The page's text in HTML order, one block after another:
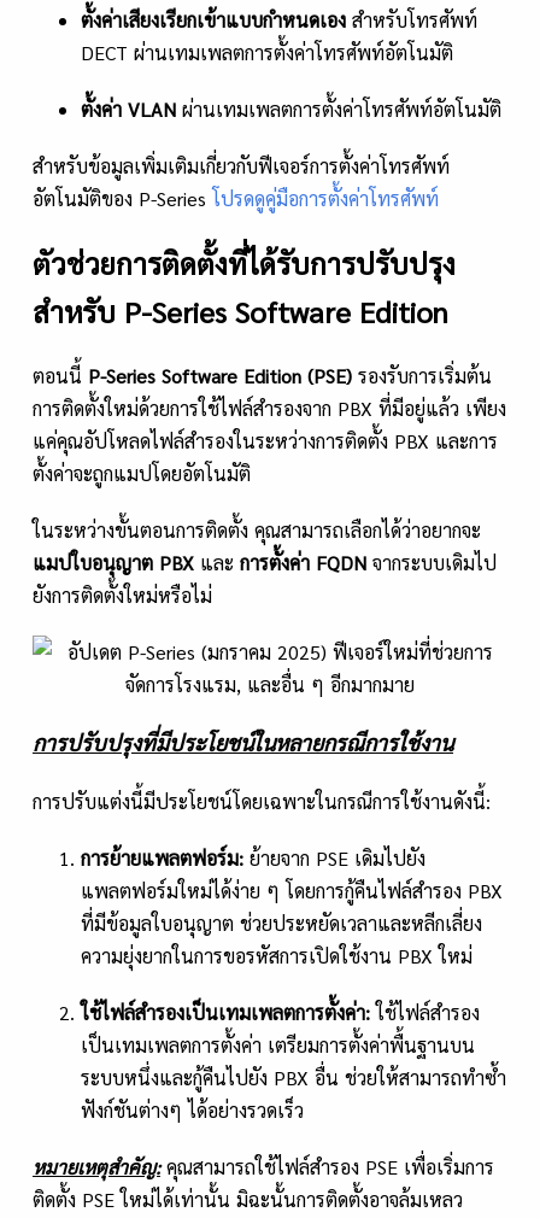
ตั้งค่าเสียงเรียกเข้าแบบกำหนดเอง สำหรับโทรศัพท์
DECT ผ่านเทมเพลตการตั้งค่าโทรศัพท์อัตโนมัติ
ตั้งค่า VLAN ผ่านเทมเพลตการตั้งค่าโทรศัพท์อัตโนมัติ
สำหรับข้อมูลเพิ่มเติมเกี่ยวกับฟีเจอร์การตั้งค่าโทรศัพท์
อัตโนมัติของ P-Series โปรดดูคู่มือการตั้งค่าโทรศัพท์
ตัวช่วยการติดตั้งที่ได้รับการปรับปรุง
สำหรับ P-Series Software Edition
ตอนนี้ P-Series Software Edition (PSE) รองรับการเริ่มต้น
การติดตั้งใหม่ด้วยการใช้ไฟล์สำรองจาก PBX ที่มีอยู่แล้ว เพียง
แค่คุณอัปโหลดไฟล์สำรองในระหว่างการติดตั้ง PBX และการ
ตั้งค่าจะถูกแมปโดยอัตโนมัติ
ในระหว่างขั้นตอนการติดตั้ง คุณสามารถเลือกได้ว่าอยากจะ
แมปใบอนุญาต PBX และ การตั้งค่า FQDN จากระบบเดิมไป
ยังการติดตั้งใหม่หรือไม่
การปรับปรุงที่มีประโยชน์ในหลายกรณีการใช้งาน
การปรับแต่งนี้มีประโยชน์โดยเฉพาะในกรณีการใช้งานดังนี้:
การย้ายแพลตฟอร์ม: ย้ายจาก PSE เดิมไปยัง
แพลตฟอร์มใหม่ได้ง่าย ๆ โดยการกู้คืนไฟล์สำรอง PBX
ที่มีข้อมูลใบอนุญาต ช่วยประหยัดเวลาและหลีกเลี่ยง
ความยุ่งยากในการขอรหัสการเปิดใช้งาน PBX ใหม่
ใช้ไฟล์สำรองเป็นเทมเพลตการตั้งค่า:ใช้ไฟล์สำรอง
เป็นเทมเพลตการตั้งค่า เตรียมการตั้งค่าพื้นฐานบน
ระบบหนึ่งและกู้คืนไปยัง PBX อื่น ช่วยให้สามารถทำซ้ำ
ฟังก์ชันต่างๆ ได้อย่างรวดเร็ว
หมายเหตุสำคัญ:คุณสามารถใช้ไฟล์สำรอง PSE เพื่อเริ่มการ
ติดตั้ง PSE ใหม่ได้เท่านั้น มิฉะนั้นการติดตั้งอาจล้มเหลว